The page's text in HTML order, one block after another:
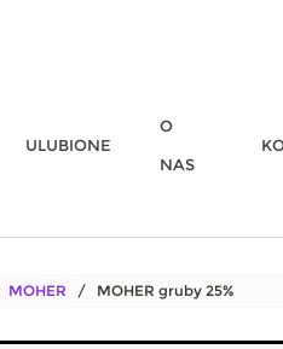
ULUBIONE
O
NAS
MOHER / MOHER gruby 25%